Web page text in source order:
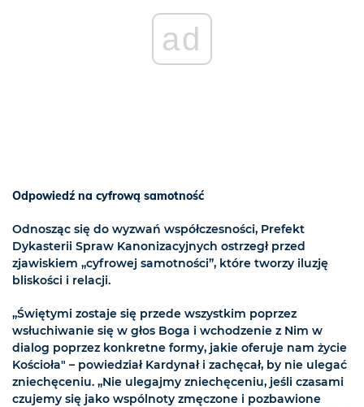
ad
Odpowiedź na cyfrową samotność
Odnosząc się do wyzwań współczesności, Prefekt
Dykasterii Spraw Kanonizacyjnych ostrzegł przed
zjawiskiem „cyfrowej samotności”, które tworzy iluzję
bliskości i relacji.
„Świętymi zostaje się przede wszystkim poprzez
wsłuchiwanie się w głos Boga i wchodzenie z Nim w
dialog poprzez konkretne formy, jakie oferuje nam życie
Kościoła" – powiedział Kardynał i zachęcał, by nie ulegać
zniechęceniu. „Nie ulegajmy zniechęceniu, jeśli czasami
czujemy się jako wspólnoty zmęczone i pozbawione